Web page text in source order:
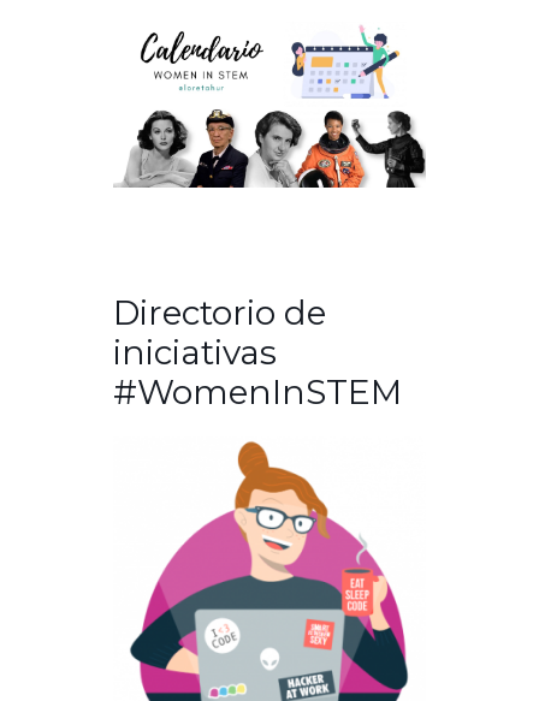
Directorio de
iniciativas
#WomenInSTEM